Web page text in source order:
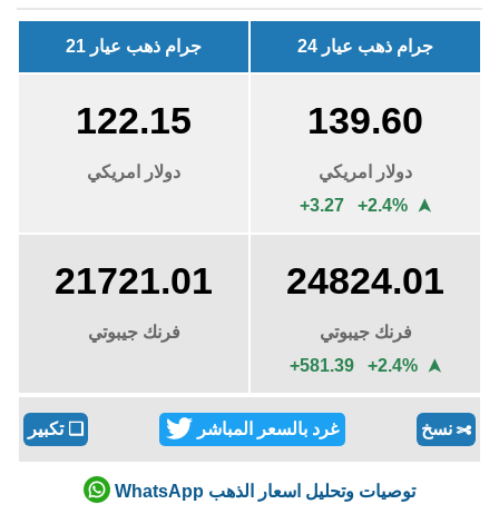
جرام ذهب عيار 24 جرام ذهب عيار 21
139.60
دولار امريكي
+3.27 +2.4%
➤
122.15
دولار امريكي
24824.01
فرنك جيبوتي
+581.39 +2.4%
➤
21721.01
فرنك جيبوتي
✄ نسخ غرد بالسعر المباشر ❏تكبير
توصيات وتحليل اسعار الذهب WhatsApp